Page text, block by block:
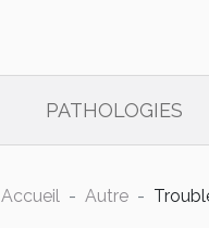
PATHOLOGIES
Accueil Autre